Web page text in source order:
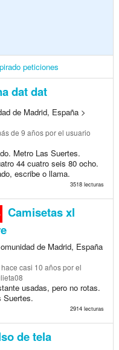
peticiones
dat dat
de Madrid, España >
de 9 añospor el usuario
Metro Las Suertes.
44 cuatro seis 80 ocho.
escribe o llama.
3518 lecturas
Camisetas xl
de Madrid, España
hace casi 10 añospor el
usadas, pero no rotas.
Suertes.
2914 lecturas
de tela